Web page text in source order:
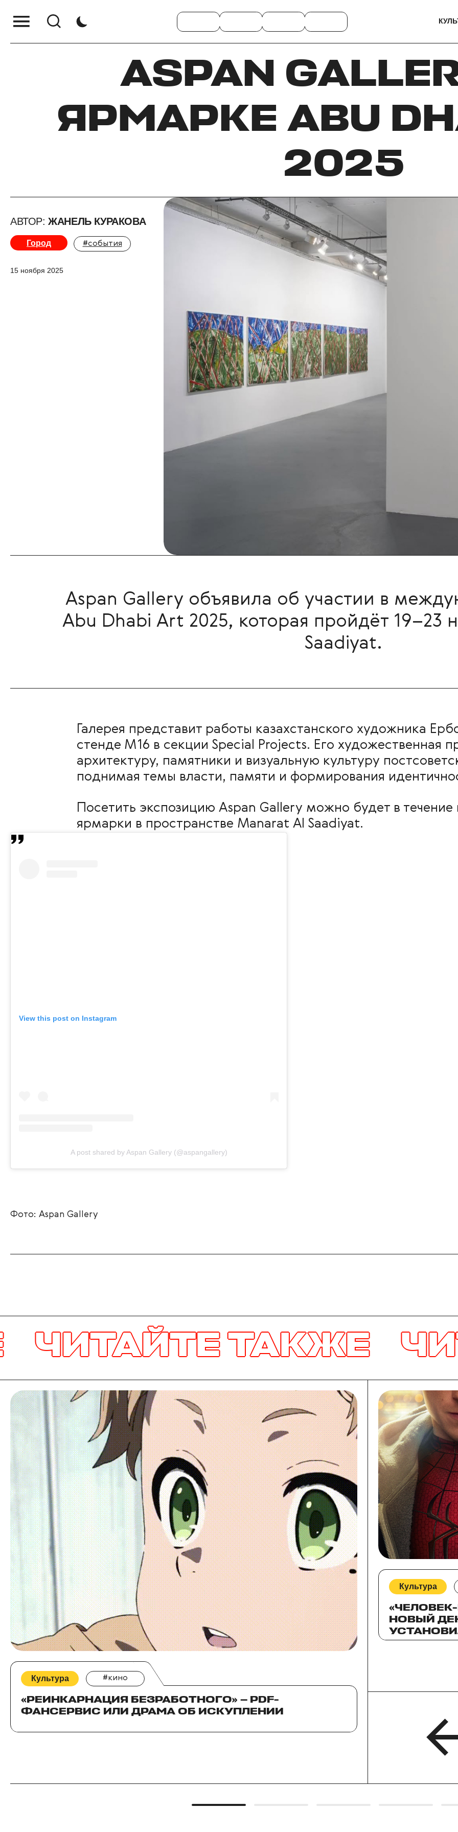
ASPAN
ЯРМАРКЕ ABU
2025
АВТОР:ЖАНЕЛЬ КУРАКОВА
Город #события
15 ноября 2025
Aspan Gallery объявила об участии в
Abu Dhabi Art 2025, которая пройдёт 19–23
Saadiyat.
Галерея представит работы казахстанского художника
стенде М16 в секции Special Projects. Его художественная
архитектуру, памятники и визуальную культуру
поднимая темы власти, памяти и формирования
Посетить экспозицию Aspan Gallery можно будет в
ярмарки в пространстве Manarat Al Saadiyat.
View this post on Instagram
A post shared by Aspan Gallery (@aspangallery)
Фото: Aspan Gallery
ТАКЖЕ
Культура #кино
«РЕИНКАРНАЦИЯ БЕЗРАБОТНОГО» — PDF-
ФАНСЕРВИС ИЛИ ДРАМА ОБ ИСКУПЛЕНИИ
Культура
НОВЫЙ
ПРОКАТА В